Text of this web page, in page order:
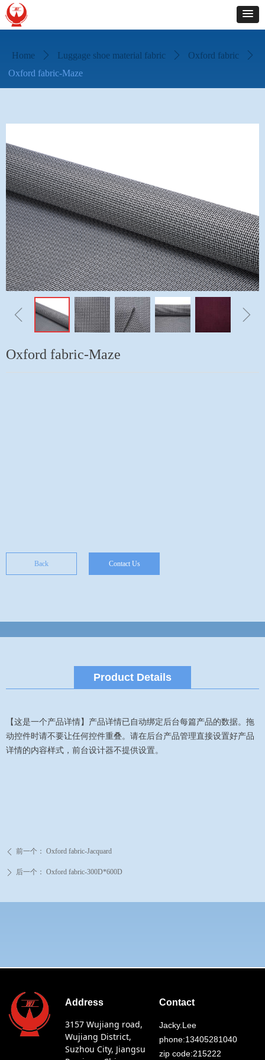
Home ꄲ Luggage shoe material fabric ꄲ Oxford fabric ꄲ
Oxford fabric-Maze
ꁆ ꁇ
Oxford fabric-Maze
Back Contact Us
Product Details
【这是一个产品详情】产品详情已自动绑定后台每篇产品的数据。拖
动控件时请不要让任何控件重叠。请在后台产品管理直接设置好产品
详情的内容样式，前台设计器不提供设置。
ꄴ 前一个： Oxford fabric-Jacquard
ꄲ 后一个： Oxford fabric-300D*600D
Address
3157 Wujiang road,
Wujiang District,
Suzhou City, Jiangsu
Contact
Jacky.Lee
phone:13405281040
zip code:215222